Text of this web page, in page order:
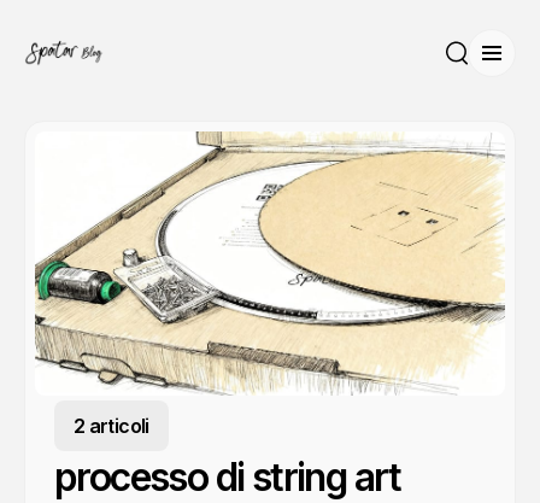
Apri
2 articoli
processo di string art